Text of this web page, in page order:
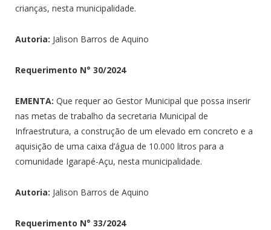
crianças, nesta municipalidade.
Autoria: Jalison Barros de Aquino
Requerimento N° 30/2024
EMENTA: Que requer ao Gestor Municipal que possa inserir
nas metas de trabalho da secretaria Municipal de
Infraestrutura, a construção de um elevado em concreto e a
aquisição de uma caixa d’água de 10.000 litros para a
comunidade Igarapé-Açu, nesta municipalidade.
Autoria: Jalison Barros de Aquino
Requerimento N° 33/2024